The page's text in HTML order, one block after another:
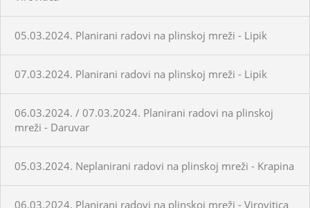
05.03.2024. Planirani radovi na plinskoj mreži - Lipik
07.03.2024. Planirani radovi na plinskoj mreži - Lipik
06.03.2024. / 07.03.2024. Planirani radovi na plinskoj
mreži - Daruvar
05.03.2024. Neplanirani radovi na plinskoj mreži - Krapina
06.03.2024. Planirani radovi na plinskoj mreži - Virovitica